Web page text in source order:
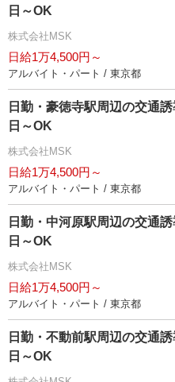
日～OK
株式会社MSK
日給1万4,500円～
アルバイト・パート / 東京都
日勤・豪徳寺駅周辺の交通
日～OK
株式会社MSK
日給1万4,500円～
アルバイト・パート / 東京都
日勤・中河原駅周辺の交通
日～OK
株式会社MSK
日給1万4,500円～
アルバイト・パート / 東京都
日勤・不動前駅周辺の交通
日～OK